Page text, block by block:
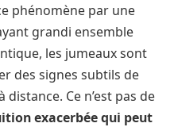
phénomène par une
grandi ensemble
les jumeaux sont
des signes subtils de
distance. Ce n’est pas de
exacerbée qui peut